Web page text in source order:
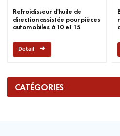
Refroidisseur d'huile de
direction assistée pour pièces
automobiles à 10 et 15
Detail
CATÉGORIES